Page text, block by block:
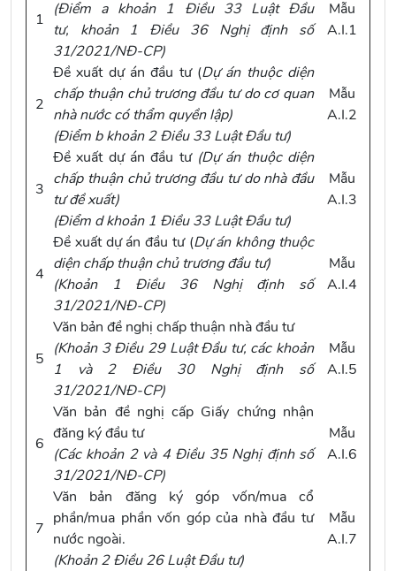
1
(Điểm a khoản 1 Điều 33 Luật Đầu
tư, khoản 1 Điều 36 Nghị định số
31/2021/NĐ-CP)
Mẫu
A.I.1
2
Đề xuất dự án đầu tư (Dự án thuộc diện
chấp thuận chủ trương đầu tư do cơ quan
nhà nước có thẩm quyền lập)
(Điểm b khoản 2 Điều 33 Luật Đầu tư)
Mẫu
A.I.2
3
Đề xuất dự án đầu tư (Dự án thuộc diện
chấp thuận chủ trương đầu tư do nhà đầu
tư đề xuất)
(Điểm d khoản 1 Điều 33 Luật Đầu tư)
Mẫu
A.I.3
4
Đề xuất dự án đầu tư (Dự án không thuộc
diện chấp thuận chủ trương đầu tư)
(Khoản 1 Điều 36 Nghị định số
31/2021/NĐ-CP)
Mẫu
A.I.4
5
Văn bản đề nghị chấp thuận nhà đầu tư
(Khoản 3 Điều 29 Luật Đầu tư, các khoản
1 và 2 Điều 30 Nghị định số
31/2021/NĐ-CP)
Mẫu
A.I.5
6
Văn bản đề nghị cấp Giấy chứng nhận
đăng ký đầu tư
(Các khoản 2 và 4 Điều 35 Nghị định số
31/2021/NĐ-CP)
Mẫu
A.I.6
7
Văn bản đăng ký góp vốn/mua cổ
phần/mua phần vốn góp của nhà đầu tư
nước ngoài.
(Khoản 2 Điều 26 Luật Đầu tư)
Mẫu
A.I.7